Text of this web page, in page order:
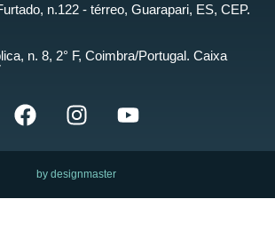
n.122 - térreo, Guarapari, ES, CEP.
n. 8, 2° F, Coimbra/Portugal. Caixa
by designmaster